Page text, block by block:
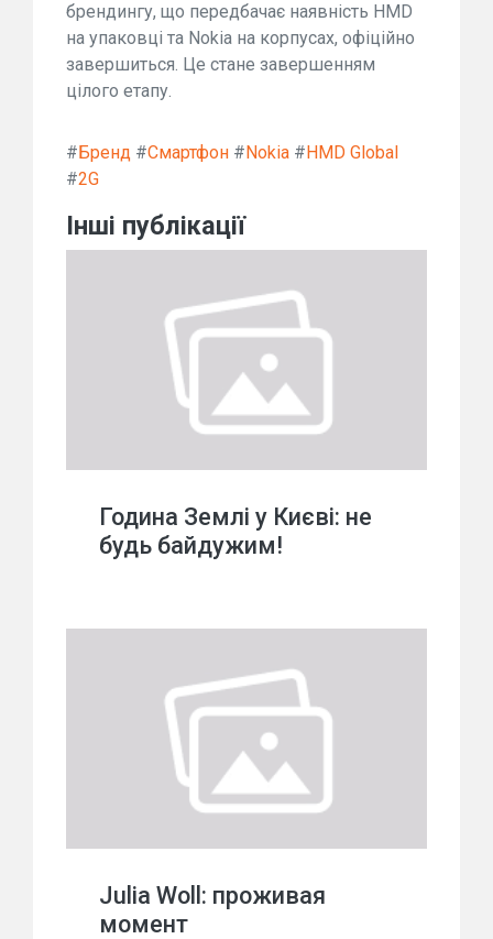
брендингу, що передбачає наявність HMD
на упаковці та Nokia на корпусах, офіційно
завершиться. Це стане завершенням
цілого етапу.
#Бренд #Смартфон #Nokia #HMD Global
#2G
Інші публікації
Година Землі у Києві: не
будь байдужим!
Julia Woll: проживая
момент